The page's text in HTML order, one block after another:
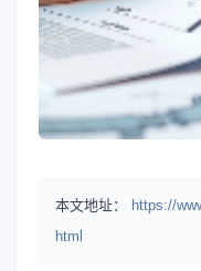
本文地址：
https://
html